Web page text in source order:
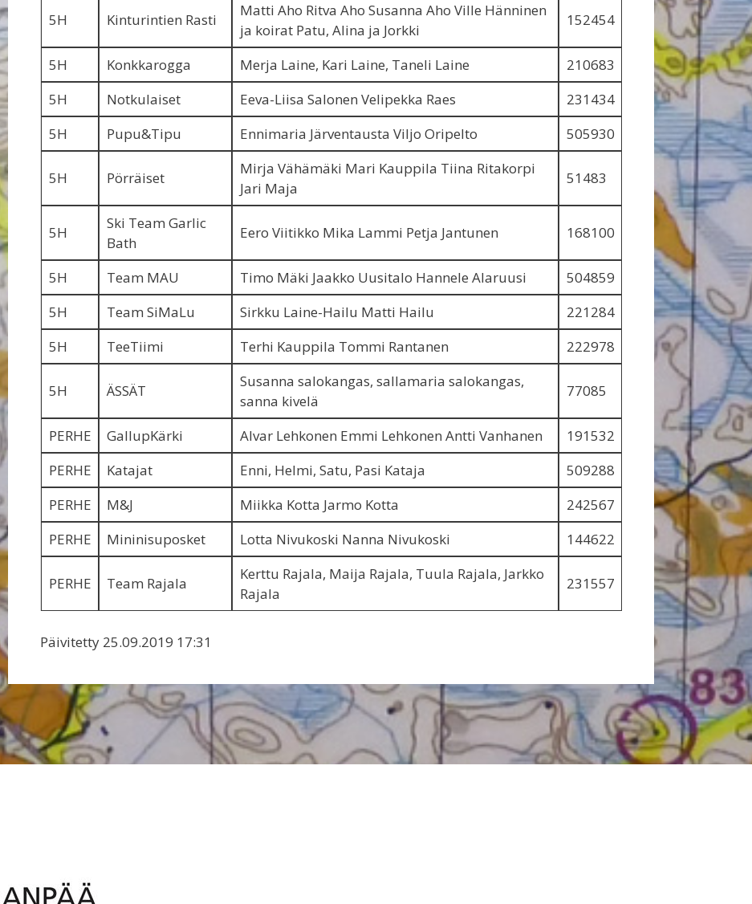
5H Kinturintien Rasti
Matti Aho Ritva Aho Susanna Aho Ville Hänninen
ja koirat Patu, Alina ja Jorkki
152454
5H Konkkarogga Merja Laine, Kari Laine, Taneli Laine
210683
5H
Notkulaiset Eeva-Liisa Salonen Velipekka Raes
231434
5H
Pupu&Tipu Ennimaria Järventausta Viljo Oripelto 505930
5H Pörräiset
Mirja Vähämäki Mari Kauppila Tiina Ritakorpi
Jari Maja
51483
5H
Ski Team Garlic
Bath
Eero Viitikko Mika Lammi Petja Jantunen 168100
5H Team MAU Timo Mäki Jaakko Uusitalo Hannele Alaruusi
504859
5H
Team SiMaLu Sirkku Laine-Hailu Matti Hailu
221284
5H
TeeTiimi Terhi Kauppila Tommi Rantanen 222978
5H ÄSSÄT
Susanna salokangas, sallamaria salokangas,
sanna kivelä
77085
PERHE GallupKärki Alvar Lehkonen Emmi Lehkonen Antti Vanhanen
191532
PERHE
Katajat Enni, Helmi, Satu, Pasi Kataja
509288
PERHE
M&J Miikka Kotta Jarmo Kotta
242567
PERHE
Mininisuposket Lotta Nivukoski Nanna Nivukoski 144622
PERHE Team Rajala
Kerttu Rajala, Maija Rajala, Tuula Rajala, Jarkko
Rajala
231557
Päivitetty 25.09.2019 17:31